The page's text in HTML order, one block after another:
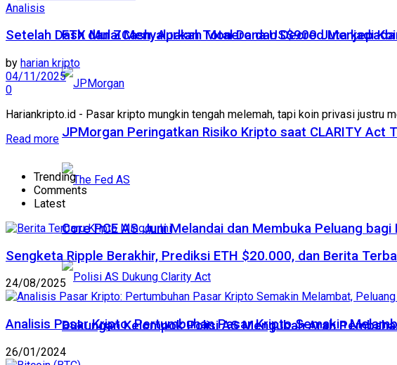
FTX Mulai Menyalurkan Total Dana US$900 Juta
JPMorgan Peringatkan Risiko Kripto saat CLARITY Act
Core PCE AS Juni Melandai dan Membuka Peluang
Dukungan Kelompok Polisi AS Mengubah Arah
Analisis
Setelah Dash dan ZCash, Apakah Monero dan Decred Menjadi
by harian kripto
04/11/2025
0
Hariankripto.id - Pasar kripto mungkin tengah melemah, tapi koin privasi justru
Read more
Trending
Comments
Latest
Sengketa Ripple Berakhir, Prediksi ETH $20.000, dan Berita
24/08/2025
Analisis Pasar Kripto: Pertumbuhan Pasar Kripto Semakin
26/01/2024